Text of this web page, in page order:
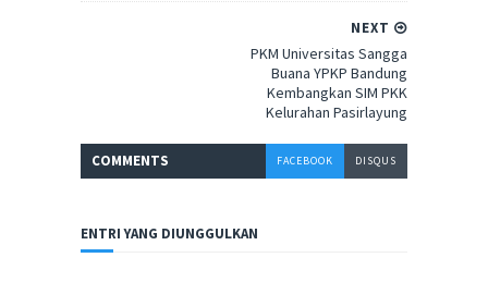
NEXT
PKM Universitas Sangga
Buana YPKP Bandung
Kembangkan SIM PKK
Kelurahan Pasirlayung
COMMENTS FACEBOOK DISQUS
ENTRI YANG DIUNGGULKAN